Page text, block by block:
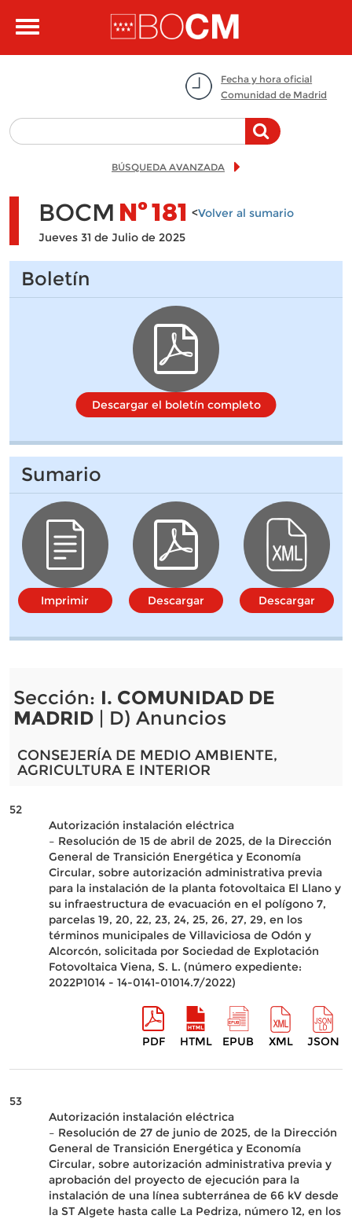
Toggle
Fecha y hora oficial
Comunidad de Madrid
BÚSQUEDA AVANZADA
BOCM Nº181 <Volver al sumario
Jueves 31 de Julio de 2025
Boletín
Descargar el boletín completo
Sumario
Imprimir Descargar Descargar
Sección: I. COMUNIDAD DE
MADRID| D) Anuncios
CONSEJERÍA DE MEDIO AMBIENTE,
AGRICULTURA E INTERIOR
52
Autorización instalación eléctrica
– Resolución de 15 de abril de 2025, de la Dirección
General de Transición Energética y Economía
Circular, sobre autorización administrativa previa
para la instalación de la planta fotovoltaica El Llano y
su infraestructura de evacuación en el polígono 7,
parcelas 19, 20, 22, 23, 24, 25, 26, 27, 29, en los
términos municipales de Villaviciosa de Odón y
Alcorcón, solicitada por Sociedad de Explotación
Fotovoltaica Viena, S. L. (número expediente:
2022P1014 - 14-0141-01014.7/2022)
PDF HTML EPUB XML JSON
53
Autorización instalación eléctrica
– Resolución de 27 de junio de 2025, de la Dirección
General de Transición Energética y Economía
Circular, sobre autorización administrativa previa y
aprobación del proyecto de ejecución para la
instalación de una línea subterránea de 66 kV desde
la ST Algete hasta calle La Pedriza, número 12, en los